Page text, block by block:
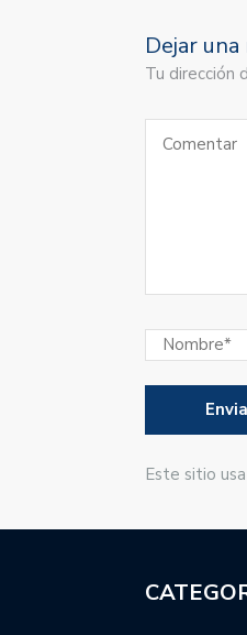
Dejar
Tu dirección
Este sitio